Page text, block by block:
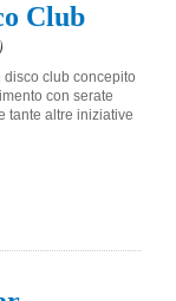
Club
club concepito
con serate
tante altre iniziative